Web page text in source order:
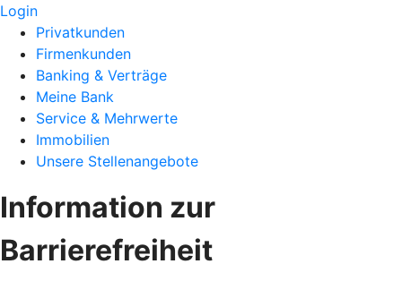
Login
Privatkunden
Firmenkunden
Banking & Verträge
Meine Bank
Service & Mehrwerte
Immobilien
Unsere Stellenangebote
Information zur
Barrierefreiheit